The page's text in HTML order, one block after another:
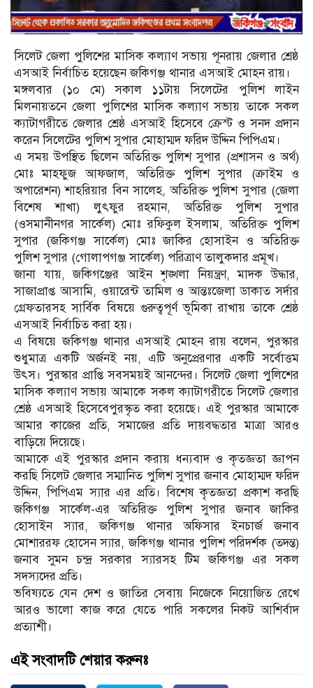
সিলেট জেলা পুলিশের মাসিক কল্যাণ সভায় পূনরায় জেলার শ্রেষ্ঠ
এসআই নির্বাচিত হয়েছেন জকিগঞ্জ থানার এসআই মোহন রায়।
মঙ্গলবার (১০ মে) সকাল ১১টায় সিলেটের পুলিশ লাইন
মিলনায়তনে জেলা পুলিশের মাসিক কল্যাণ সভায় তাকে সকল
ক্যাটাগরীতে জেলার শ্রেষ্ঠ এসআই হিসেবে ক্রেস্ট ও সনদ প্রদান
করেন সিলেটের পুলিশ সুপার মোহাম্মদ ফরিদ উদ্দিন পিপিএম।
এ সময় উপস্থিত ছিলেন অতিরিক্ত পুলিশ সুপার (প্রশাসন ও অর্থ)
মোঃ মাহফুজ আফজাল, অতিরিক্ত পুলিশ সুপার (ক্রাইম ও
অপারেশন) শাহরিয়ার বিন সালেহ, অতিরিক্ত পুলিশ সুপার (জেলা
বিশেষ শাখা) লুৎফুর রহমান, অতিরিক্ত পুলিশ সুপার
(ওসমানীনগর সার্কেল) মোঃ রফিকুল ইসলাম, অতিরিক্ত পুলিশ
সুপার (জকিগঞ্জ সার্কেল) মোঃ জাকির হোসাইন ও অতিরিক্ত
পুলিশ সুপার (গোলাপগঞ্জ সার্কেল) পরিত্রাণ তালুকদার প্রমূখ।
জানা যায়, জকিগঞ্জের আইন শৃঙ্খলা নিয়ন্ত্রণ, মাদক উদ্ধার,
সাজাপ্রাপ্ত আসামি, ওয়ারেন্ট তামিল ও আন্তঃজেলা ডাকাত সর্দার
গ্রেফতারসহ সার্বিক বিষয়ে গুরুত্বপূর্ণ ভূমিকা রাখায় তাকে শ্রেষ্ঠ
এসআই নির্বাচিত করা হয়।
এ বিষয়ে জকিগঞ্জ থানার এসআই মোহন রায় বলেন, পুরস্কার
শুধুমাত্র একটি অর্জনই নয়, এটি অনুপ্রেরণার একটি সর্বোত্তম
উৎস। পুরস্কার প্রাপ্তি সবসময়ই আনন্দের। সিলেট জেলা পুলিশের
মাসিক কল্যাণ সভায় আমাকে সকল ক্যাটাগরীতে সিলেট জেলার
শ্রেষ্ঠ এসআই হিসেবেপুরস্কৃত করা হয়েছে। এই পুরস্কার আমাকে
আমার কাজের প্রতি, সমাজের প্রতি দায়বদ্ধতার মাত্রা আরও
বাড়িয়ে দিয়েছে।
আমাকে এই পুরস্কার প্রদান করায় ধন্যবাদ ও কৃতজ্ঞতা জ্ঞাপন
করছি সিলেট জেলার সম্মানিত পুলিশ সুপার জনাব মোহাম্মদ ফরিদ
উদ্দিন, পিপিএম স্যার এর প্রতি। বিশেষ কৃতজ্ঞতা প্রকাশ করছি
জকিগঞ্জ সার্কেল-এর অতিরিক্ত পুলিশ সুপার জনাব জাকির
হোসাইন স্যার, জকিগঞ্জ থানার অফিসার ইনচার্জ জনাব
মোশাররফ হোসেন স্যার, জকিগঞ্জ থানার পুলিশ পরিদর্শক (তদন্ত)
জনাব সুমন চন্দ্র সরকার স্যারসহ টিম জকিগঞ্জ এর সকল
সদস্যদের প্রতি।
ভবিষ্যতে যেন দেশ ও জাতির সেবায় নিজেকে নিয়োজিত রেখে
আরও ভালো কাজ করে যেতে পারি সকলের নিকট আশির্বাদ
প্রত্যাশী।
এই সংবাদটি শেয়ার করুনঃ